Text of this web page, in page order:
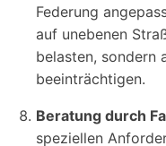
Federung
auf unebenen
belasten, sondern
beeinträchtigen.
Beratung durch
speziellen